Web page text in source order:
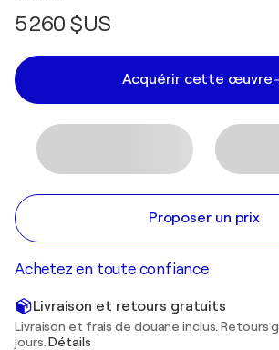
5 260 $US
Acquérir cette œuvre
Proposer un prix
Achetez en toute confiance
Livraison et retours gratuits
Livraison et frais de douane inclus. Retours
jours.Détails